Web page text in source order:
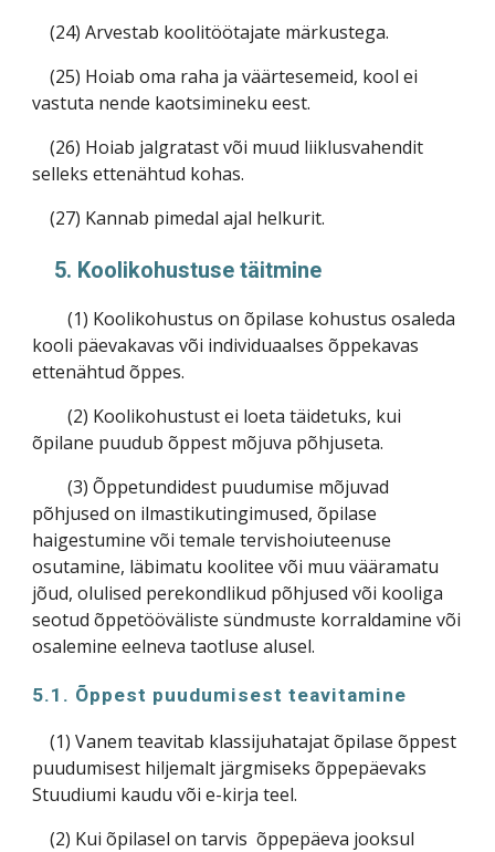
(24) Arvestab koolitöötajate märkustega.
(25) Hoiab oma raha ja väärtesemeid, kool ei
vastuta nende kaotsimineku eest.
(26) Hoiab jalgratast või muud liiklusvahendit
selleks ettenähtud kohas.
(27) Kannab pimedal ajal helkurit.
5. Koolikohustuse täitmine
(1) Koolikohustus on õpilase kohustus osaleda
kooli päevakavas või individuaalses õppekavas
ettenähtud õppes.
(2) Koolikohustust ei loeta täidetuks, kui
õpilane puudub õppest mõjuva põhjuseta.
(3) Õppetundidest puudumise mõjuvad
põhjused on ilmastikutingimused, õpilase
haigestumine või temale tervishoiuteenuse
osutamine, läbimatu koolitee või muu vääramatu
jõud, olulised perekondlikud põhjused või kooliga
seotud õppetööväliste sündmuste korraldamine või
osalemine eelneva taotluse alusel.
5.1. Õppest puudumisest teavitamine
(1) Vanem teavitab klassijuhatajat õpilase õppest
puudumisest hiljemalt järgmiseks õppepäevaks
Stuudiumi kaudu või e-kirja teel.
(2) Kui õpilasel on tarvis õppepäeva jooksul